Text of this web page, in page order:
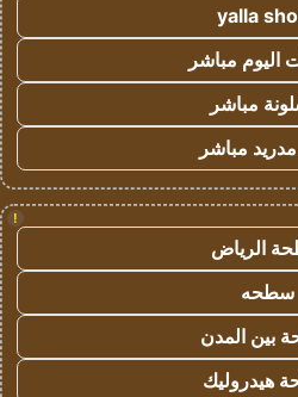
yalla
اليوم مباشر
مباشر
مباشر
!
الرياض
سطحه
بين المدن
هيدروليك